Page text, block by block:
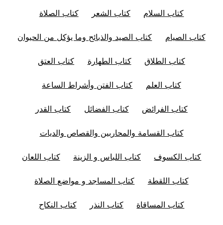
كتاب السلام كتاب الشعر كتاب الصلاة
كتاب الصيام كتاب الصيد والذبائح وما يؤكل من الحيوان
كتاب الطلاق كتاب الطهارة كتاب العتق
كتاب العلم كتاب الفتن وأشراط الساعة
كتاب الفرائض كتاب الفضائل كتاب القدر
كتاب القسامة والمحاربين والقصاص والديات
كتاب الكسوف كتاب اللباس و الزينة كتاب اللعان
كتاب اللقطة كتاب المساجد و مواضع الصلاة
كتاب المساقاة كتاب النذر كتاب النكاح